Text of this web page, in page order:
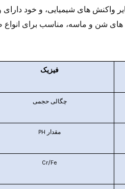
واکنش های شیمیایی، و خود
شن و ماسه، مناسب برای انواع ضد
فیزیک
چگالی حجمی
مقدار PH
Cr/Fe